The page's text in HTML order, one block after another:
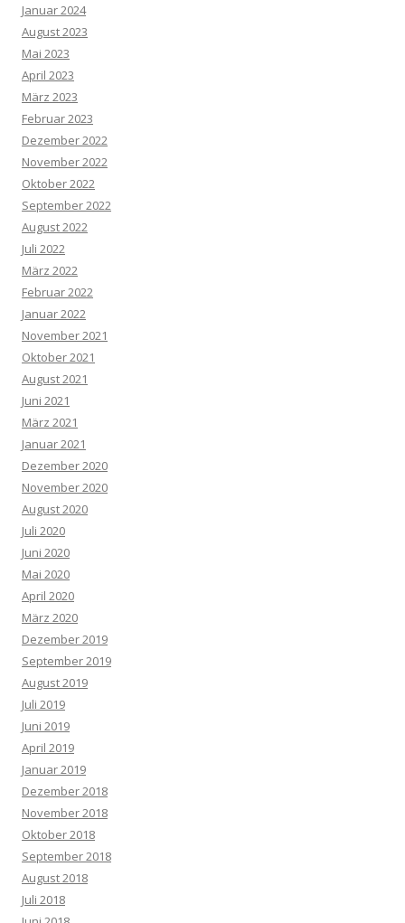
Januar 2024
August 2023
Mai 2023
April 2023
März 2023
Februar 2023
Dezember 2022
November 2022
Oktober 2022
September 2022
August 2022
Juli 2022
März 2022
Februar 2022
Januar 2022
November 2021
Oktober 2021
August 2021
Juni 2021
März 2021
Januar 2021
Dezember 2020
November 2020
August 2020
Juli 2020
Juni 2020
Mai 2020
April 2020
März 2020
Dezember 2019
September 2019
August 2019
Juli 2019
Juni 2019
April 2019
Januar 2019
Dezember 2018
November 2018
Oktober 2018
September 2018
August 2018
Juli 2018